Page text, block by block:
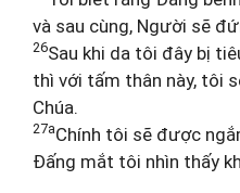
và sau cùng, Người sẽ
26Sau khi da tôi đây bị
thì với tấm thân này, tôi
Chúa.
27aChính tôi sẽ được
Đấng mắt tôi nhìn thấy